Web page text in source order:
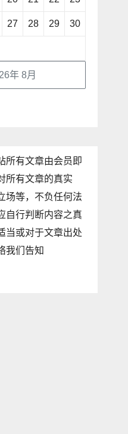
年 8月
27 28 29 30
所有文章由会员即
所有文章的真实
场等，不负任何法
自行判断内容之真
当或对于文章出处
我们告知